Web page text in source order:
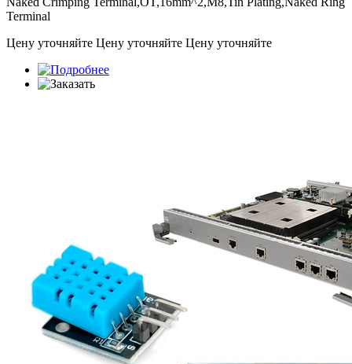
Terminal
Цену уточняйте Цену уточняйте Цену уточняйте